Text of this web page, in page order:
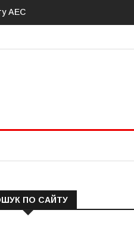
до 20 військових для
ПО САЙТУ